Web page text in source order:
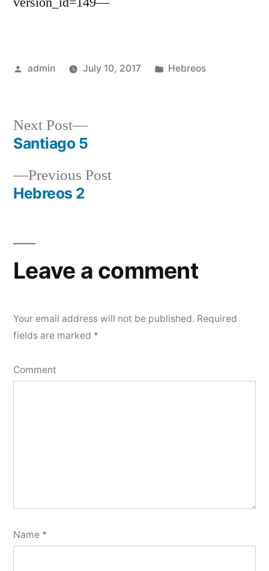
Posted
admin July 10, 2017
Posted
Hebreos
Post
navigation
Previous PostPrevious
Hebreos 2
Next Post
Next
post:
Santiago 5
Leave a comment
Your email address will not be published. Required
fields are marked *
Comment
Name *